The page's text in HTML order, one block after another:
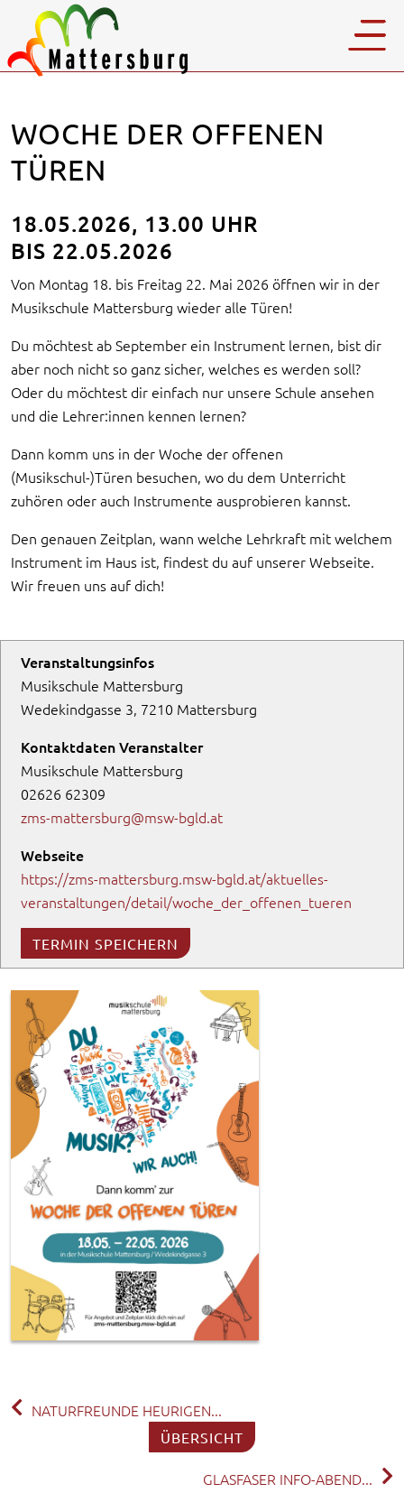
WOCHE DER OFFENEN
TÜREN
18.05.2026, 13.00 UHR
BIS 22.05.2026
Von Montag 18. bis Freitag 22. Mai 2026 öffnen wir in der
Musikschule Mattersburg wieder alle Türen!
Du möchtest ab September ein Instrument lernen, bist dir
aber noch nicht so ganz sicher, welches es werden soll?
Oder du möchtest dir einfach nur unsere Schule ansehen
und die Lehrer:innen kennen lernen?
Dann komm uns in der Woche der offenen
(Musikschul-)Türen besuchen, wo du dem Unterricht
zuhören oder auch Instrumente ausprobieren kannst.
Den genauen Zeitplan, wann welche Lehrkraft mit welchem
Instrument im Haus ist, findest du auf unserer Webseite.
Wir freuen uns auf dich!
Veranstaltungsinfos
Musikschule Mattersburg
Wedekindgasse 3, 7210 Mattersburg
Kontaktdaten Veranstalter
Musikschule Mattersburg
02626 62309
zms-mattersburg@msw-bgld.at
Webseite
https://zms-mattersburg.msw-bgld.at/aktuelles-
veranstaltungen/detail/woche_der_offenen_tueren
TERMIN SPEICHERN
NATURFREUNDE HEURIGEN...
ÜBERSICHT
GLASFASER INFO-ABEND...